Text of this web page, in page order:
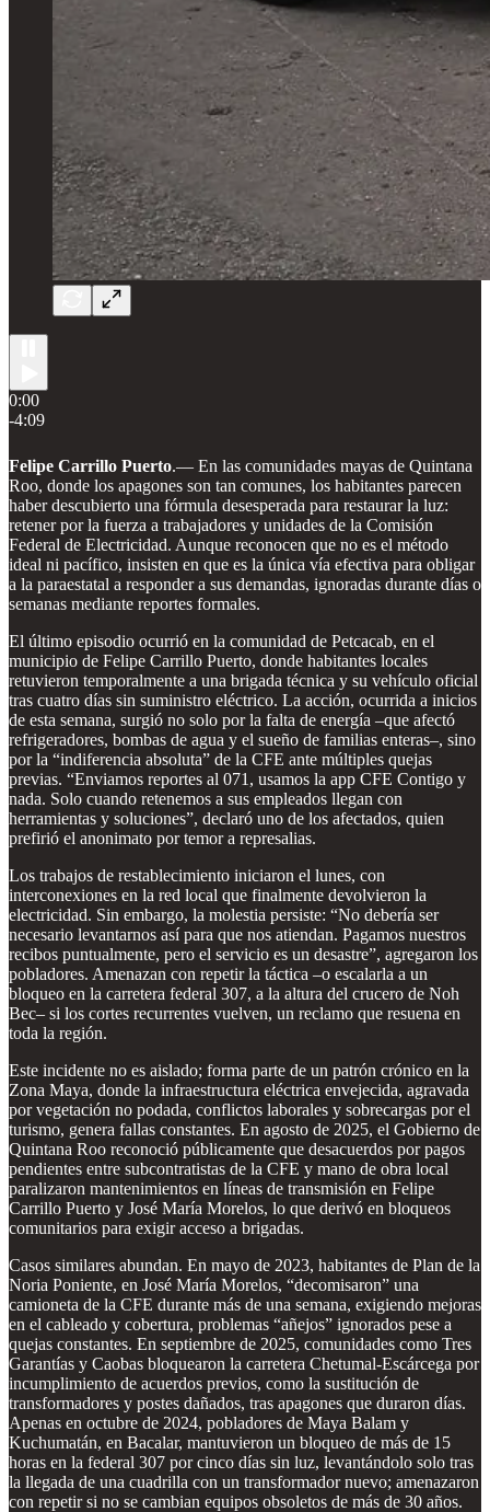
0:00
-4:09
Felipe Carrillo Puerto.— En las comunidades mayas de Quintana
Roo, donde los apagones son tan comunes, los habitantes parecen
haber descubierto una fórmula desesperada para restaurar la luz:
retener por la fuerza a trabajadores y unidades de la Comisión
Federal de Electricidad. Aunque reconocen que no es el método
ideal ni pacífico, insisten en que es la única vía efectiva para obligar
a la paraestatal a responder a sus demandas, ignoradas durante días o
semanas mediante reportes formales.
El último episodio ocurrió en la comunidad de Petcacab, en el
municipio de Felipe Carrillo Puerto, donde habitantes locales
retuvieron temporalmente a una brigada técnica y su vehículo oficial
tras cuatro días sin suministro eléctrico. La acción, ocurrida a inicios
de esta semana, surgió no solo por la falta de energía –que afectó
refrigeradores, bombas de agua y el sueño de familias enteras–, sino
por la “indiferencia absoluta” de la CFE ante múltiples quejas
previas. “Enviamos reportes al 071, usamos la app CFE Contigo y
nada. Solo cuando retenemos a sus empleados llegan con
herramientas y soluciones”, declaró uno de los afectados, quien
prefirió el anonimato por temor a represalias.
Los trabajos de restablecimiento iniciaron el lunes, con
interconexiones en la red local que finalmente devolvieron la
electricidad. Sin embargo, la molestia persiste: “No debería ser
necesario levantarnos así para que nos atiendan. Pagamos nuestros
recibos puntualmente, pero el servicio es un desastre”, agregaron los
pobladores. Amenazan con repetir la táctica –o escalarla a un
bloqueo en la carretera federal 307, a la altura del crucero de Noh
Bec– si los cortes recurrentes vuelven, un reclamo que resuena en
toda la región.
Este incidente no es aislado; forma parte de un patrón crónico en la
Zona Maya, donde la infraestructura eléctrica envejecida, agravada
por vegetación no podada, conflictos laborales y sobrecargas por el
turismo, genera fallas constantes. En agosto de 2025, el Gobierno de
Quintana Roo reconoció públicamente que desacuerdos por pagos
pendientes entre subcontratistas de la CFE y mano de obra local
paralizaron mantenimientos en líneas de transmisión en Felipe
Carrillo Puerto y José María Morelos, lo que derivó en bloqueos
comunitarios para exigir acceso a brigadas.
Casos similares abundan. En mayo de 2023, habitantes de Plan de la
Noria Poniente, en José María Morelos, “decomisaron” una
camioneta de la CFE durante más de una semana, exigiendo mejoras
en el cableado y cobertura, problemas “añejos” ignorados pese a
quejas constantes. En septiembre de 2025, comunidades como Tres
Garantías y Caobas bloquearon la carretera Chetumal-Escárcega por
incumplimiento de acuerdos previos, como la sustitución de
transformadores y postes dañados, tras apagones que duraron días.
Apenas en octubre de 2024, pobladores de Maya Balam y
Kuchumatán, en Bacalar, mantuvieron un bloqueo de más de 15
horas en la federal 307 por cinco días sin luz, levantándolo solo tras
la llegada de una cuadrilla con un transformador nuevo; amenazaron
con repetir si no se cambian equipos obsoletos de más de 30 años.